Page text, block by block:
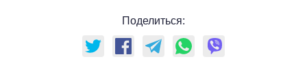
Поделиться: